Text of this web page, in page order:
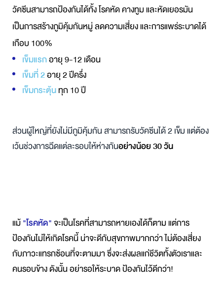
วัคซีนสามารถป้องกันได้ทั้ง โรคหัด คางทูม และหัดเยอรมัน
เป็นการสร้างภูมิคุ้มกันหมู่ ลดความเสี่ยง และการแพร่ระบาดได้
เกือบ 100%
เข็มแรกอายุ 9-12 เดือน
เข็มที่ 2อายุ 2 ปีครึ่ง
เข็มกระตุ้นทุก 10 ปี
ส่วนผู้ใหญ่ที่ยังไม่มีภูมิคุ้มกัน สามารถรับวัคซีนได้ 2 เข็ม แต่ต้อง
เว้นช่วงการฉีดแต่ละรอบให้ห่างกันอย่างน้อย 30 วัน
แม้"โรคหัด"จะเป็นโรคที่สามารถหายเองได้ก็ตาม แต่การ
ป้องกันไม่ให้เกิดโรคนี้ น่าจะดีกับสุขภาพมากกว่า ไม่ต้องเสี่ยง
กับภาวะแทรกซ้อนที่จะตามมา ซึ่งจะส่งผลแก่ชีวิตทั้งตัวเราและ
คนรอบข้าง ดังนั้น อย่ารอให้ระบาด ป้องกันไว้ดีกว่า!